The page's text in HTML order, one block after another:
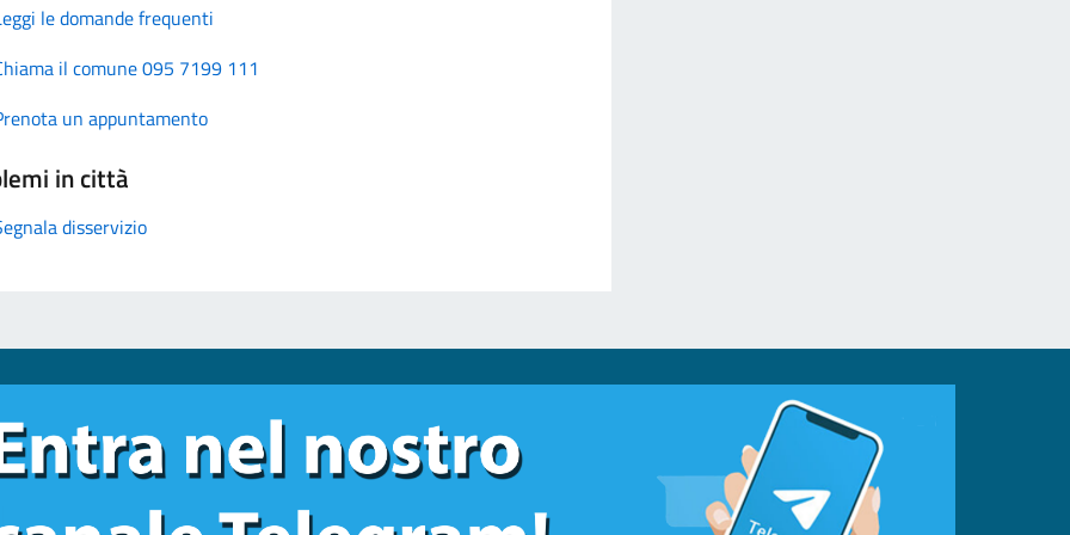
le domande frequenti
il comune 095 7199 111
un appuntamento
in città
disservizio